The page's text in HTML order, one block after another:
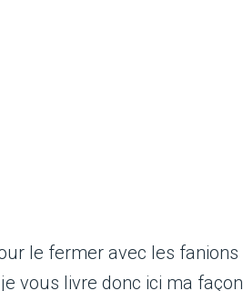
le fermer avec les fanions
vous livre donc ici ma façon